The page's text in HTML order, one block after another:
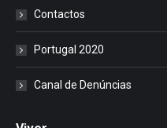
Contactos
Portugal 2020
Canal de Denúncias